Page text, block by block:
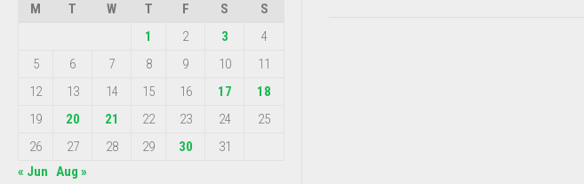
M
T W T F S
S
1
2 3
4
5
6 7 8 9 10
11
12
13 14 15 16 17
18
19
20 21 22 23 24
25
26
27 28 29 30
31
« Jun Aug »